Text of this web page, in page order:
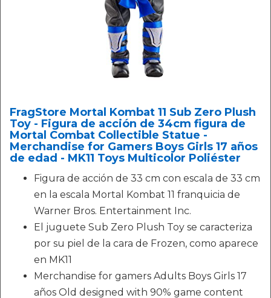
FragStore Mortal Kombat 11 Sub Zero Plush
Toy - Figura de acción de 34cm figura de
Mortal Combat Collectible Statue -
Merchandise for Gamers Boys Girls 17 años
de edad - MK11 Toys Multicolor Poliéster
Figura de acción de 33 cm con escala de 33 cm
en la escala Mortal Kombat 11 franquicia de
Warner Bros. Entertainment Inc.
El juguete Sub Zero Plush Toy se caracteriza
por su piel de la cara de Frozen, como aparece
en MK11
Merchandise for gamers Adults Boys Girls 17
años Old designed with 90% game content